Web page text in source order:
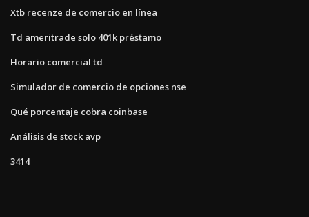
Xtb recenze de comercio en línea
Td ameritrade solo 401k préstamo
Horario comercial td
Simulador de comercio de opciones nse
Qué porcentaje cobra coinbase
Análisis de stock avp
3414